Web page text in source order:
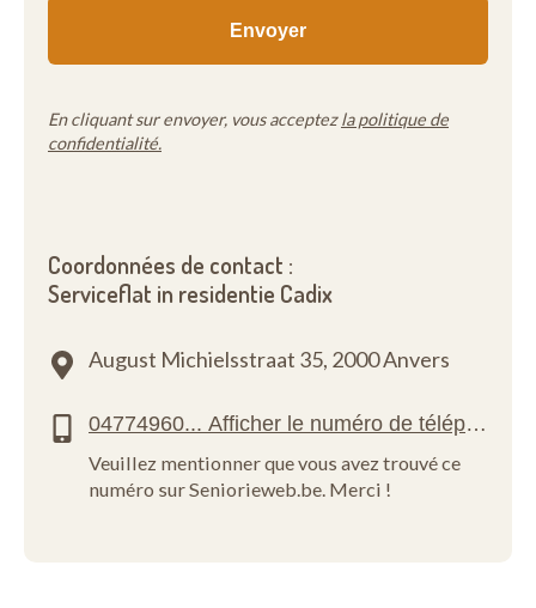
En cliquant sur envoyer, vous acceptezla politique de
confidentialité.
Coordonnées de contact :
Serviceflat in residentie Cadix
August Michielsstraat 35, 2000 Anvers
Veuillez mentionner que vous avez trouvé ce
numéro sur Seniorieweb.be. Merci !